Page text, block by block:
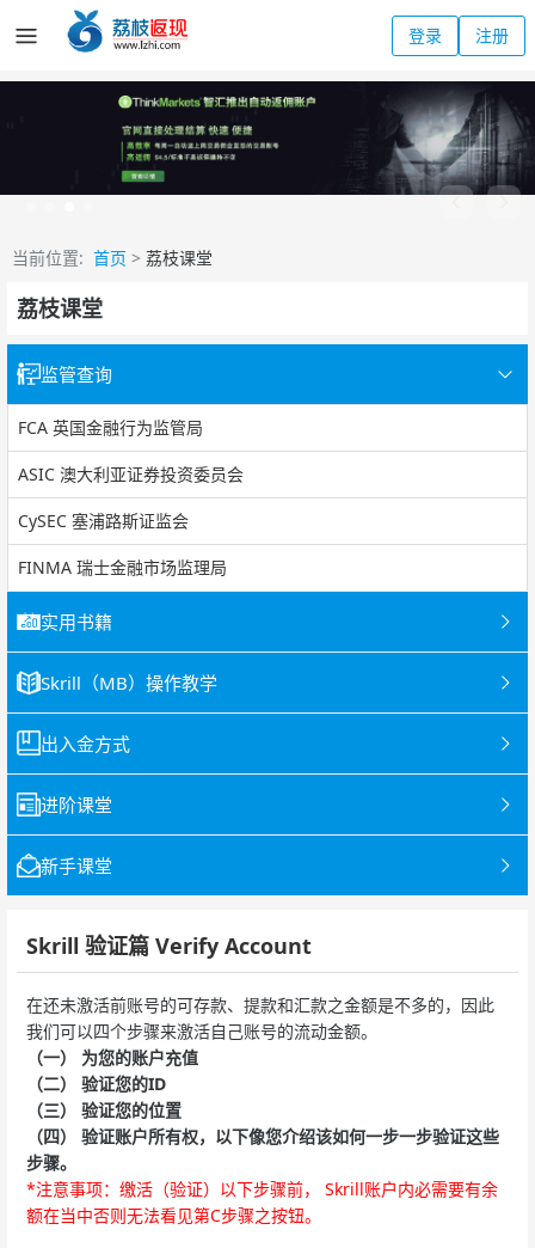
登录 注册
当前位置: 首页 > 荔枝课堂
荔枝课堂
监管查询
FCA 英国金融行为监管局
ASIC 澳大利亚证券投资委员会
CySEC 塞浦路斯证监会
FINMA 瑞士金融市场监理局
实用书籍
Skrill（MB）操作教学
出入金方式
进阶课堂
新手课堂
Skrill 验证篇 Verify Account
在还未激活前账号的可存款、提款和汇款之金额是不多的，因此
我们可以四个步骤来激活自己账号的流动金额。
（一） 为您的账户充值
（二） 验证您的ID
（三） 验证您的位置
（四） 验证账户所有权，以下像您介绍该如何一步一步验证这些
步骤。
*注意事项：缴活（验证）以下步骤前， Skrill账户内必需要有余
额在当中否则无法看见第C步骤之按钮。